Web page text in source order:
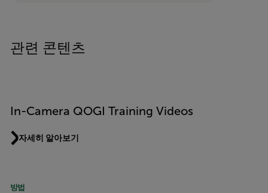
관련 콘텐츠
In-Camera QOGI Training Videos
자세히 알아보기
방법